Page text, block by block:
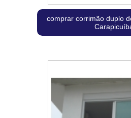
comprar corrimão duplo